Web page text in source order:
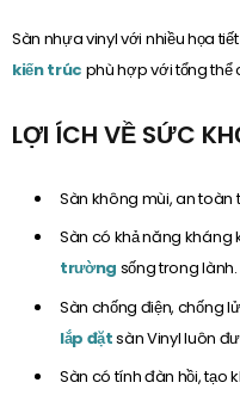
Sàn nhựa vinyl với nhiều họa
kiến trúc phù hợp với tổng thể
LỢI ÍCH VỀ SỨC
Sàn không mùi, an toàn
Sàn có khả năng kháng
trường sống trong lành.
Sàn chống điện, chống
lắp đặtsàn Vinyl luôn
Sàn có tính đàn hồi, tạo